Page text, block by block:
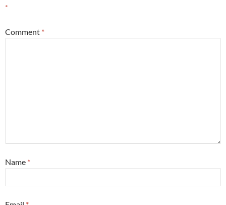
*
Comment *
Name *